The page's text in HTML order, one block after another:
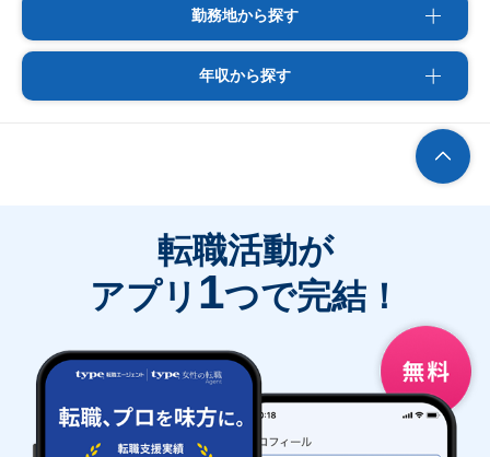
勤務地から探す
年収から探す
転職活動が
アプリ 1つで完結！